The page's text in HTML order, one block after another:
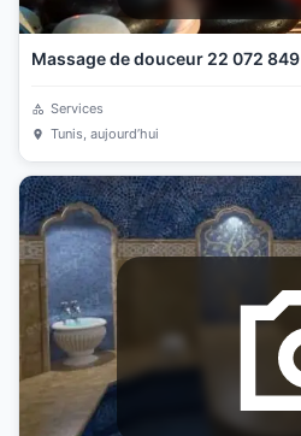
Massage de douceur 22 072 849
Services
Tunis, aujourd’hui